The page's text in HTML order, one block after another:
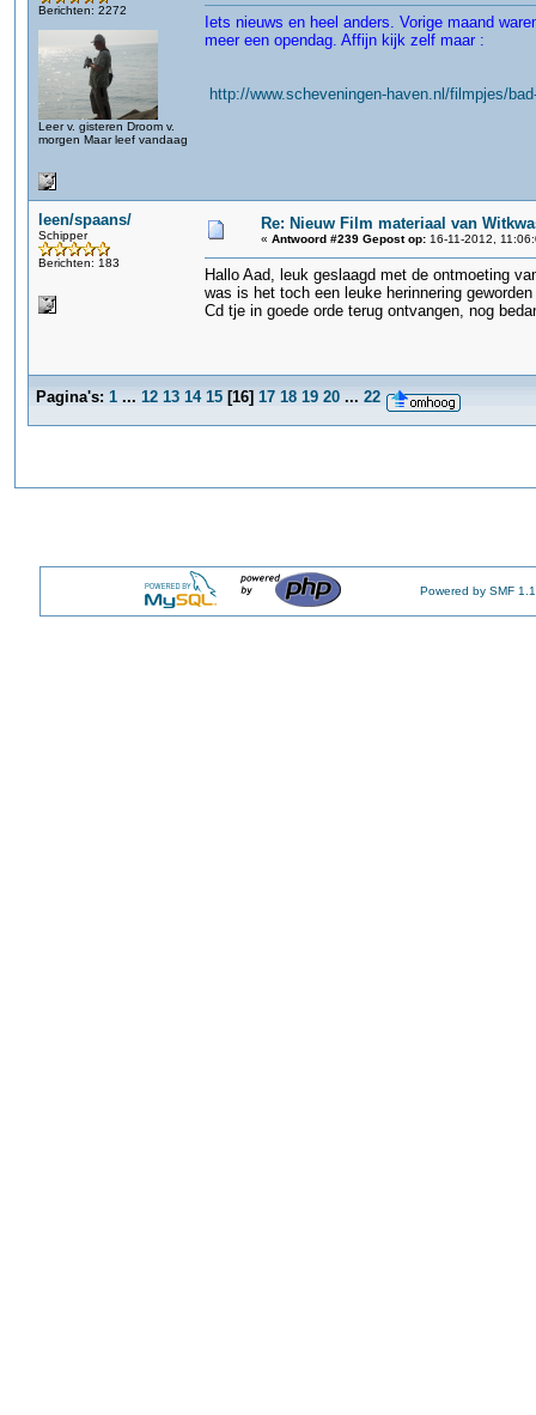
Berichten: 2272
Leer v. gisteren Droom v.
morgen Maar leef vandaag
Iets nieuws en heel anders. Vorige maand
meer een opendag. Affijn kijk zelf maar :
http://www.scheveningen-haven.nl/filmpjes/
leen/spaans/
Schipper
Berichten: 183
Re: Nieuw Film materiaal van
« Antwoord #239 Gepost op: 16-11-2012,
Hallo Aad, leuk geslaagd met de ontmoeting
was is het toch een leuke herinnering
Cd tje in goede orde terug ontvangen, nog
Pagina's: 1 ... 12 13 14 15 [16] 17 18 19 20 ... 22
Powered by SMF